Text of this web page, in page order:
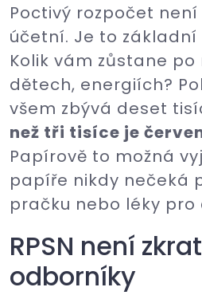
Poctivý rozpočet
účetní. Je to
Kolik vám zůstane
dětech, energiích?
všem zbývá deset
než tři tisíce je
Papírově to možná
papíře nikdy nečeká
pračku nebo léky pro
RPSN není
odborníky